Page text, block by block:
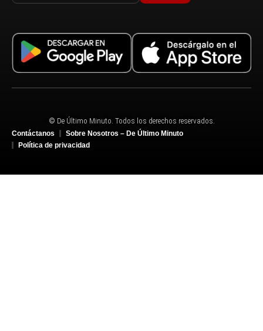
© De Último Minuto. Todos los derechos reservados.
Contáctanos
Sobre Nosotros – De Último Minuto
Política de privacidad